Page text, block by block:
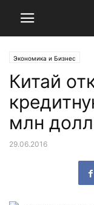
Экономика и Бизнес
Китай
млн
29.06.2016